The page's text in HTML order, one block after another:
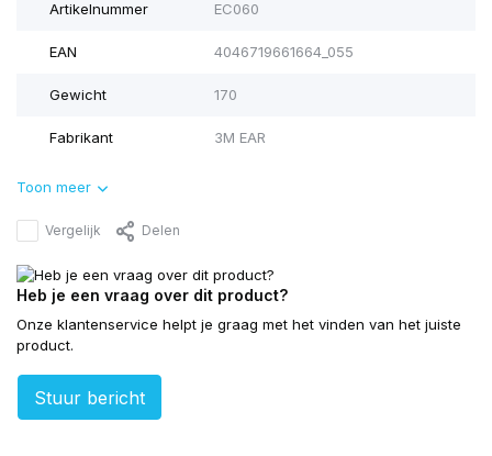
Artikelnummer EC060
EAN 4046719661664_055
Gewicht 170
Fabrikant 3M EAR
Toon meer
Vergelijk Delen
Heb je een vraag over dit product?
Onze klantenservice helpt je graag met het vinden van het juiste
product.
Stuur bericht